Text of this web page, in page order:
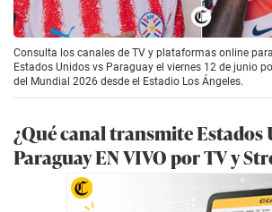
Consulta los canales de TV y plataformas online
Estados Unidos vs Paraguay el viernes 12 de junio
del Mundial 2026 desde el Estadio Los Ángeles.
¿Qué canal transmite Estados
Paraguay EN VIVO por TV y